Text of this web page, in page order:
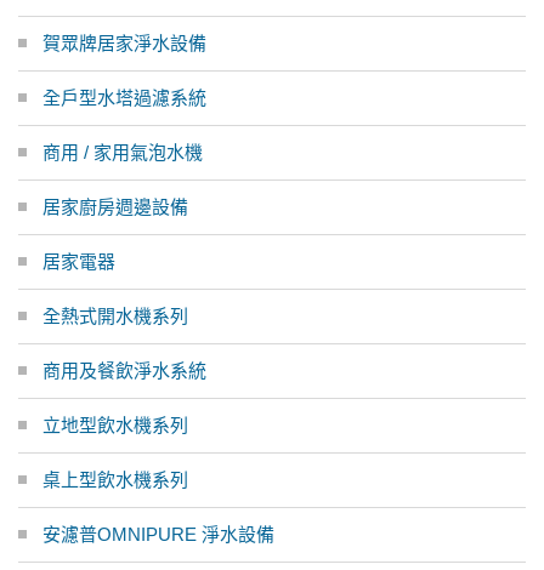
賀眾牌居家淨水設備
全戶型水塔過濾系統
商用 / 家用氣泡水機
居家廚房週邊設備
居家電器
全熱式開水機系列
商用及餐飲淨水系統
立地型飲水機系列
桌上型飲水機系列
安濾普OMNIPURE 淨水設備